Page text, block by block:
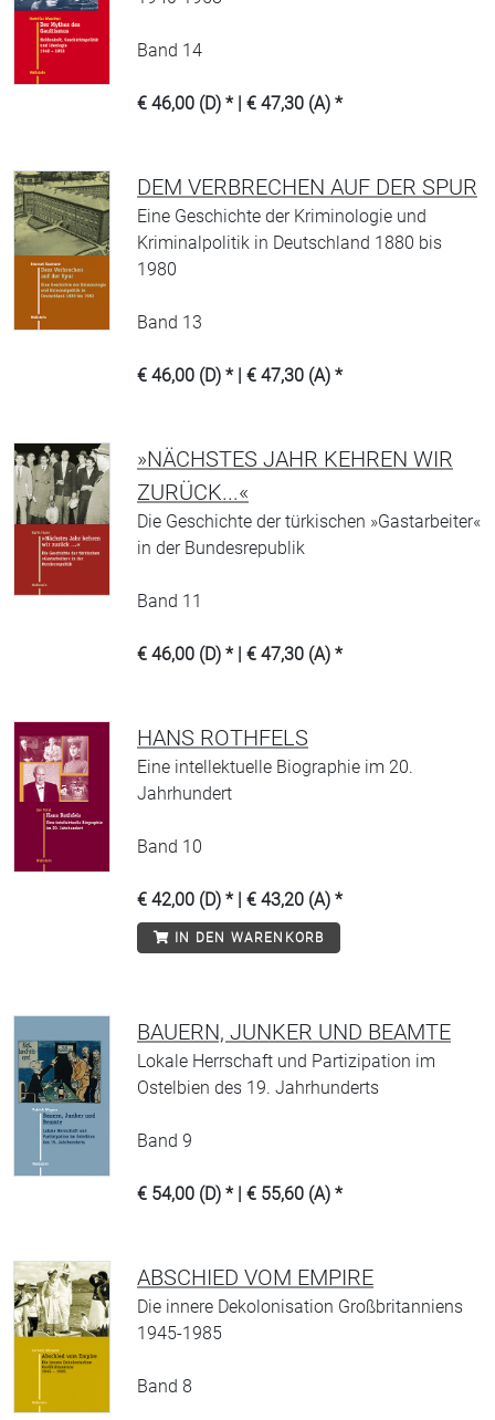
Band 14
€ 46,00 (D) * | € 47,30 (A) *
DEM VERBRECHEN AUF DER SPUR
Eine Geschichte der Kriminologie und
Kriminalpolitik in Deutschland 1880 bis
1980
Band 13
€ 46,00 (D) * | € 47,30 (A) *
»NÄCHSTES JAHR KEHREN WIR
ZURÜCK...«
Die Geschichte der türkischen »Gastarbeiter«
in der Bundesrepublik
Band 11
€ 46,00 (D) * | € 47,30 (A) *
HANS ROTHFELS
Eine intellektuelle Biographie im 20.
Jahrhundert
Band 10
€ 42,00 (D) * | € 43,20 (A) *
IN DEN WARENKORB
BAUERN, JUNKER UND BEAMTE
Lokale Herrschaft und Partizipation im
Ostelbien des 19. Jahrhunderts
Band 9
€ 54,00 (D) * | € 55,60 (A) *
ABSCHIED VOM EMPIRE
Die innere Dekolonisation Großbritanniens
1945-1985
Band 8